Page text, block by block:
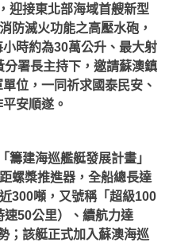
迎接東北部海域首艘新型
防滅火功能之高壓水砲，
時約為30萬公升、最大射
署長主持下，邀請蘇澳鎮
位，一同祈求國泰民安、
安順遂。
籌建海巡艦艇發展計畫」
螺槳推進器，全船總長達
300噸，又號稱「超級100
速50公里）、續航力達
；該艇正式加入蘇澳海巡